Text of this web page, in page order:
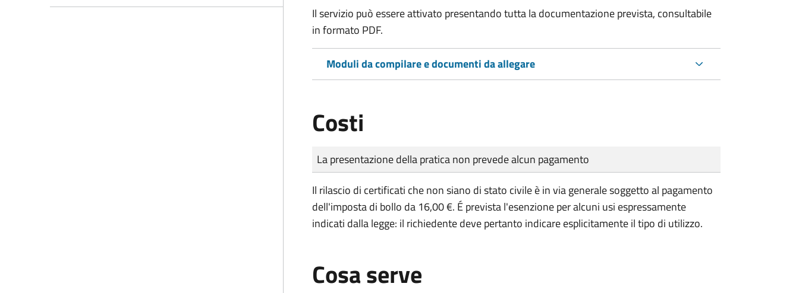
Il servizio può essere attivato presentando tutta la documentazione prevista, consultabile
in formato PDF.
Moduli da compilare e documenti da allegare
Costi
Tipo di pagamento
Importo
La presentazione della pratica non prevede alcun pagamento
Il rilascio di certificati che non siano di stato civile è in via generale soggetto al pagamento
dell'imposta di bollo da 16,00 €. É prevista l'esenzione per alcuni usi espressamente
indicati dalla legge: il richiedente deve pertanto indicare esplicitamente il tipo di utilizzo.
Cosa serve